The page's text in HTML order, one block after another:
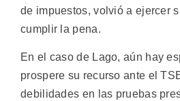
de impuestos, volvió a ejercer
cumplir la pena.
En el caso de Lago, aún hay
prospere su recurso ante el
debilidades en las pruebas